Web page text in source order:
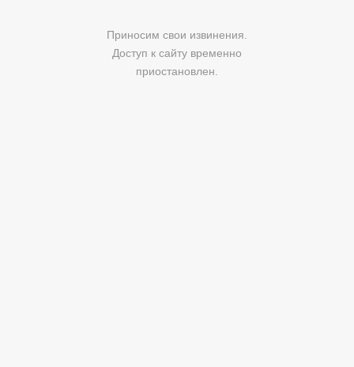
Приносим свои извинения.
Доступ к сайту временно
приостановлен.